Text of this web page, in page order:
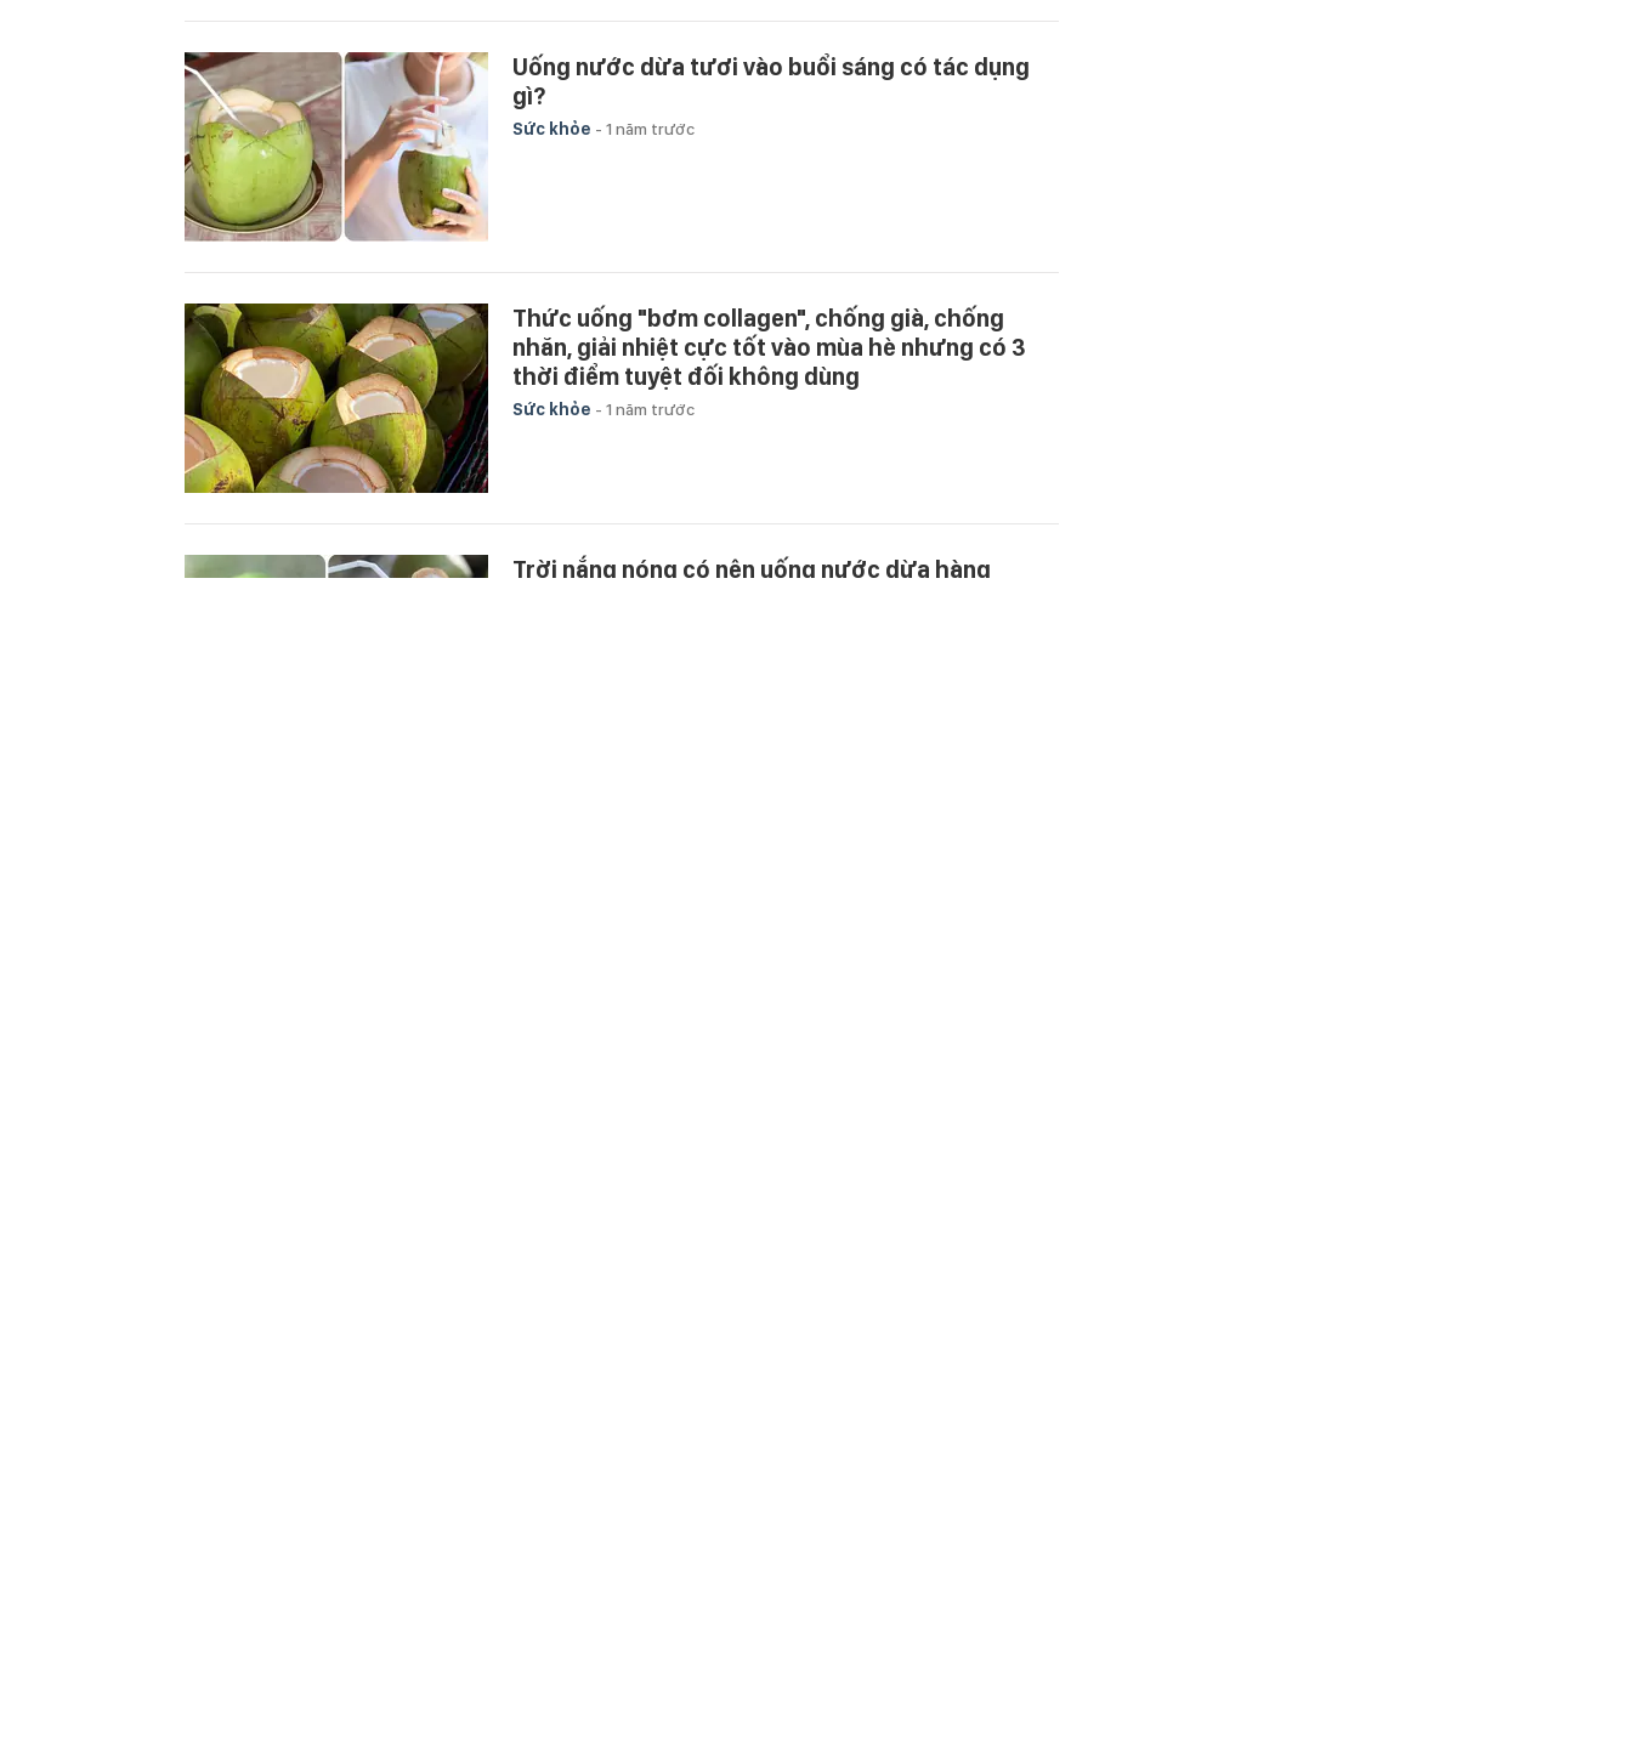
Uống nước dừa tươi vào buổi sáng có tác dụng
gì?
Sức khỏe - 1 năm trước
Thức uống "bơm collagen", chống già, chống
nhăn, giải nhiệt cực tốt vào mùa hè nhưng có 3
thời điểm tuyệt đối không dùng
Sức khỏe - 1 năm trước
Trời nắng nóng có nên uống nước dừa hàng